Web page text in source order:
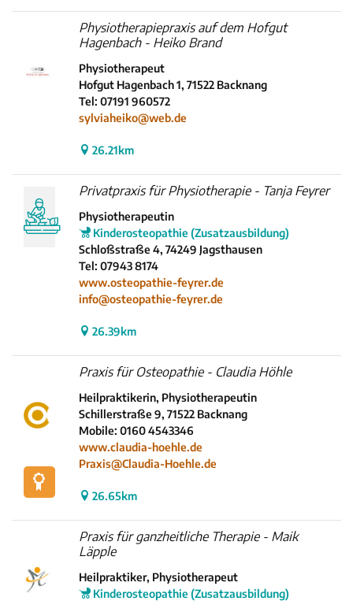
Physiotherapiepraxis auf dem Hofgut
Hagenbach - Heiko Brand
Physiotherapeut
Hofgut Hagenbach 1, 71522 Backnang
Tel: 07191 960572
sylviaheiko@web.de
26.21km
Privatpraxis für Physiotherapie - Tanja Feyrer
Physiotherapeutin
Kinderosteopathie (Zusatzausbildung)
Schloßstraße 4, 74249 Jagsthausen
Tel: 07943 8174
www.osteopathie-feyrer.de
info@osteopathie-feyrer.de
26.39km
Praxis für Osteopathie - Claudia Höhle
Heilpraktikerin, Physiotherapeutin
Schillerstraße 9, 71522 Backnang
Mobile: 0160 4543346
www.claudia-hoehle.de
Praxis@Claudia-Hoehle.de
26.65km
Praxis für ganzheitliche Therapie - Maik
Läpple
Heilpraktiker, Physiotherapeut
Kinderosteopathie (Zusatzausbildung)